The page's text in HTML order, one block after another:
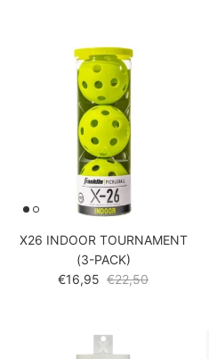
X26 INDOOR TOURNAMENT
(3-PACK)
Verkoopprijs
€16,95 Reguliere prijs
€22,50